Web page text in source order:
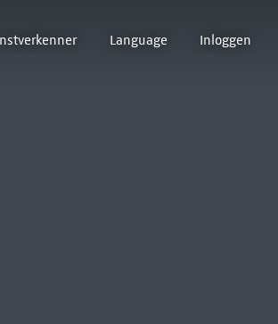
Language Inloggen